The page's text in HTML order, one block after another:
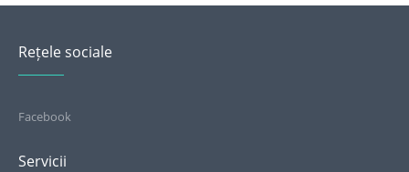
Rețele sociale
Facebook
Servicii